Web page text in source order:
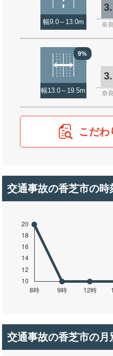
幅9.0～13.0m 奈
9%
幅13.0～19.5m 奈
こだわ
交通事故の香芝市の時
交通事故の香芝市の月